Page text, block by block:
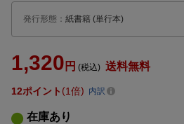
発行形態 ： 紙書籍 (単行本)
1,320 円 (税込) 送料無料
12ポイント 1倍 内訳
在庫あり